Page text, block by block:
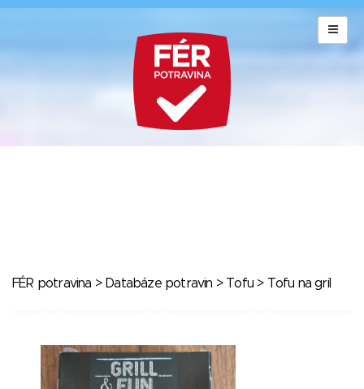
FÉR potravina > Databáze potravin > Tofu > Tofu na gril